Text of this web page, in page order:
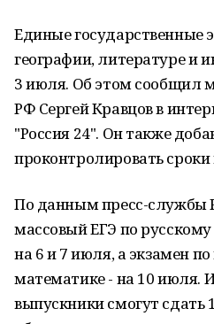
Единые государственные
географии, литературе и
3 июля. Об этом сообщил
РФ Сергей Кравцов в
"Россия 24". Он также
проконтролировать
По данным пресс-службы
массовый ЕГЭ по
на 6 и 7 июля, а экзамен
математике - на 10 июля.
выпускники смогут сдать